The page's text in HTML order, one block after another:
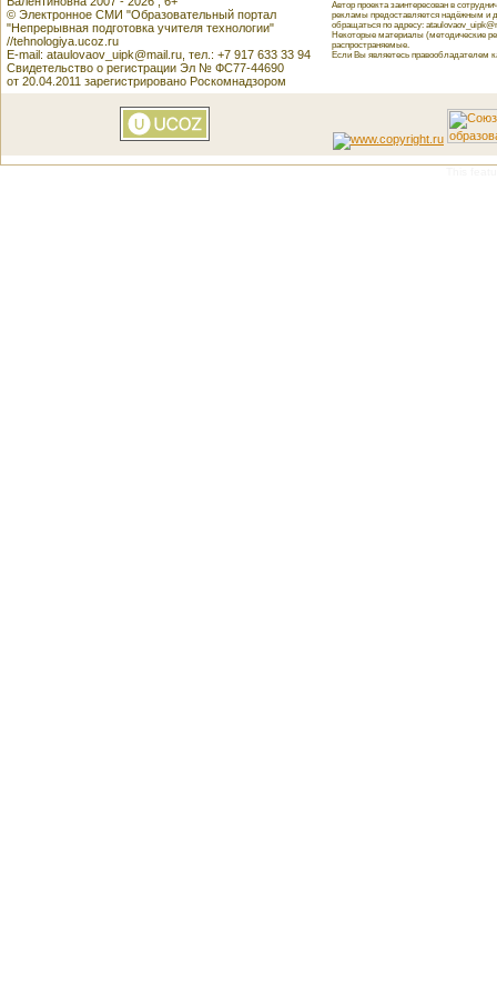
© Электронное СМИ "Образовательный портал
"Непрерывная подготовка учителя технологии"
//tehnologiya.ucoz.ru
E-mail: ataulovaov_uipk@mail.ru, тел.: +7 917 633 33 94
Свидетельство о регистрации Эл № ФС77-44690
от 20.04.2011 зарегистрировано Роскомнадзором
Автор проекта заинтересован в
рекламы предоставляется надёжным и
обращаться по адресу:
Некоторые материалы (методические
распространяемые.
Если Вы являетесь правообладателем